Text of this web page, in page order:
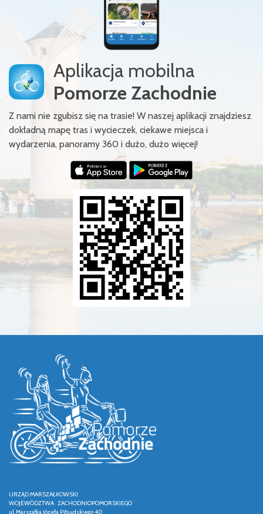
Aplikacja mobilna
Pomorze Zachodnie
Z nami nie zgubisz się na trasie! W naszej aplikacji znajdziesz
dokładną mapę tras i wycieczek, ciekawe miejsca i
wydarzenia, panoramy 360 i dużo, dużo więcej!
URZĄD MARSZAŁKOWSKI
WOJEWÓDZTWA ZACHODNIOPOMORSKIEGO
ul. Marszałka Józefa Piłsudskiego 40